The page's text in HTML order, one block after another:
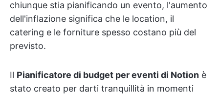
chiunque stia pianificando un evento, l'aumento
dell'inflazione significa che le location, il
catering e le forniture spesso costano più del
previsto.
Il Pianificatore di budget per eventi di Notion è
stato creato per darti tranquillità in momenti